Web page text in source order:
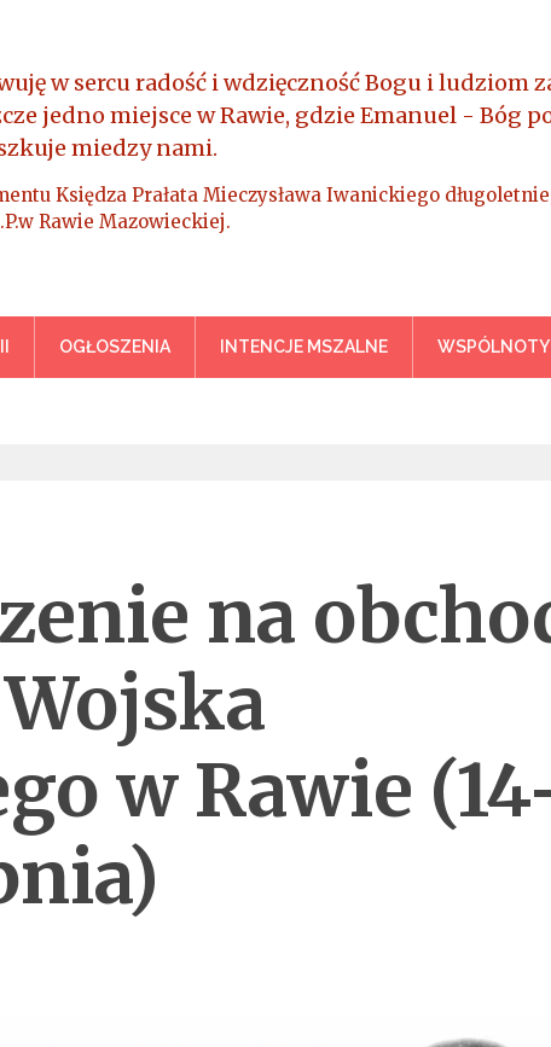
Króla Wszechświata –
w sercu radość i wdzięczność Bogu i ludziom
jedno miejsce w Rawie, gdzie Emanuel - Bóg
miedzy nami.
Księdza Prałata Mieczysława Iwanickiego
Rawie Mazowieckiej.
OGŁOSZENIA INTENCJE MSZALNE WSPÓLNOTY
na
w Rawie